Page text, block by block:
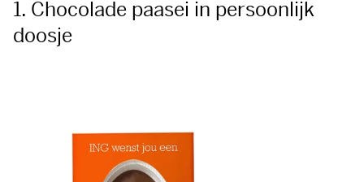
1. Chocolade paasei in persoonlijk
doosje